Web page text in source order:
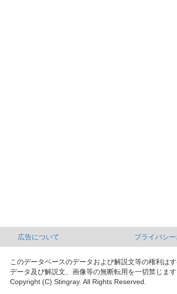
広告について プライバシ
このデータベースのデータおよび解説文等の権利は
データ及び解説文、画像等の無断転用を一切禁じます
Copyright (C) Stingray. All Rights Reserved.